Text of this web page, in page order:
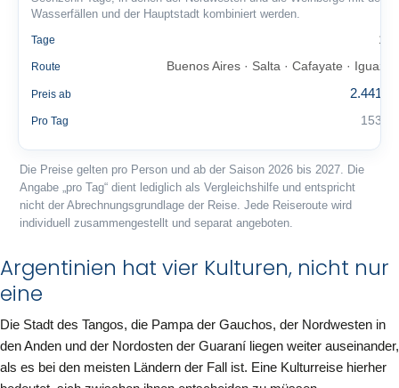
Wasserfällen und der Hauptstadt kombiniert werden.
Tage 16
Route Buenos Aires · Salta · Cafayate · Iguazú
Preis ab 2.441 €
Pro Tag 153 €
Die Preise gelten pro Person und ab der Saison 2026 bis 2027. Die
Angabe „pro Tag“ dient lediglich als Vergleichshilfe und entspricht
nicht der Abrechnungsgrundlage der Reise. Jede Reiseroute wird
individuell zusammengestellt und separat angeboten.
Argentinien hat vier Kulturen, nicht nur
eine
Die Stadt des Tangos, die Pampa der Gauchos, der Nordwesten in
den Anden und der Nordosten der Guaraní liegen weiter auseinander,
als es bei den meisten Ländern der Fall ist. Eine Kulturreise hierher